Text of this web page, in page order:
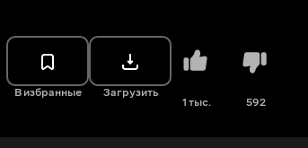
В избранные Загрузить
1 тыс. 592